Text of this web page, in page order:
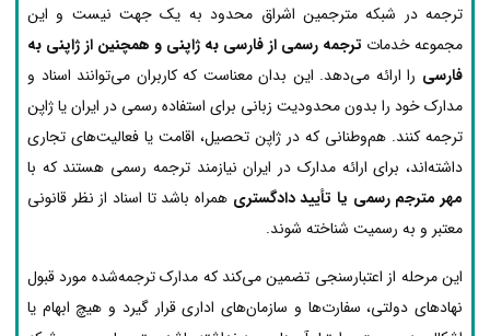
ترجمه در شبکه مترجمین اشراق محدود به یک جهت نیست و این
مجموعه خدمات ترجمه رسمی از فارسی به ژاپنی و همچنین از ژاپنی به
فارسی را ارائه می‌دهد. این بدان معناست که کاربران می‌توانند اسناد و
مدارک خود را بدون محدودیت زبانی برای استفاده رسمی در ایران یا ژاپن
ترجمه کنند. هم‌وطنانی که در ژاپن تحصیل، اقامت یا فعالیت‌های تجاری
داشته‌اند، برای ارائه مدارک در ایران نیازمند ترجمه رسمی هستند که با
مهر مترجم رسمی یا تأیید دادگستری همراه باشد تا اسناد از نظر قانونی
معتبر و به رسمیت شناخته شوند.
این مرحله از اعتبارسنجی تضمین می‌کند که مدارک ترجمه‌شده مورد قبول
نهادهای دولتی، سفارت‌ها و سازمان‌های اداری قرار گیرد و هیچ ابهام یا